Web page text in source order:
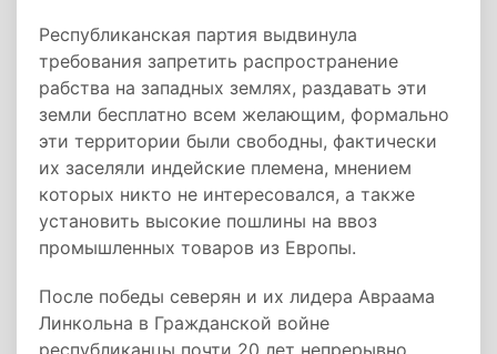
Республиканская партия выдвинула
требования запретить распространение
рабства на западных землях, раздавать эти
земли бесплатно всем желающим, формально
эти территории были свободны, фактически
их заселяли индейские племена, мнением
которых никто не интересовался, а также
установить высокие пошлины на ввоз
промышленных товаров из Европы.
После победы северян и их лидера Авраама
Линкольна в Гражданской войне
республиканцы почти 20 лет непрерывно